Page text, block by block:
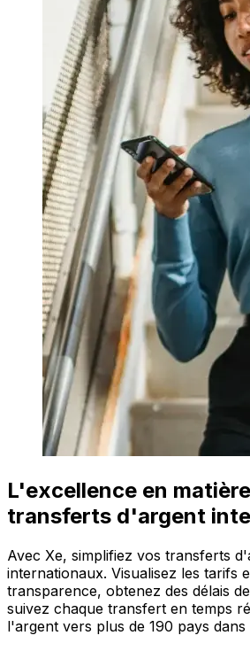
L'excellence en
transferts d'argent
Avec Xe, simplifiez vos transferts
internationaux. Visualisez les tarifs
transparence, obtenez des délais
suivez chaque transfert en temps
l'argent vers plus de 190 pays dans